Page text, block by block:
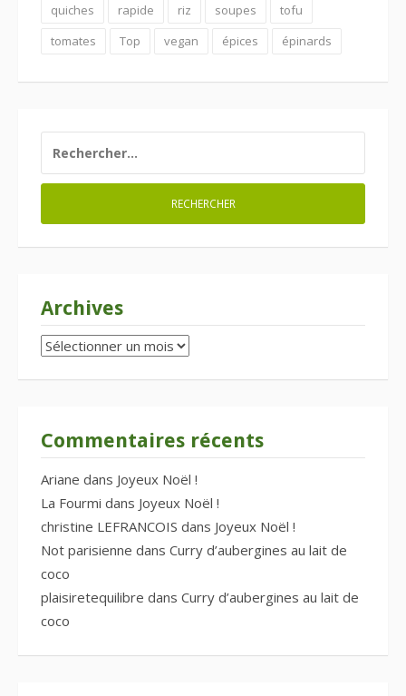
quiches
rapide riz soupes
tofu
tomates
Top vegan épices épinards
Archives
Archives
Commentaires récents
Ariane dans Joyeux Noël !
La Fourmi dans Joyeux Noël !
christine LEFRANCOIS dans Joyeux Noël !
Not parisienne dans Curry d’aubergines au lait de
coco
plaisiretequilibre dans Curry d’aubergines au lait de
coco